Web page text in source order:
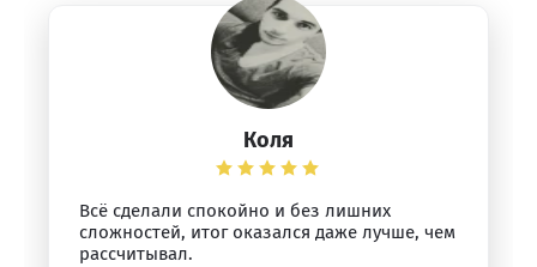
Коля
Всё сделали спокойно и без лишних
сложностей, итог оказался даже лучше, чем
рассчитывал.